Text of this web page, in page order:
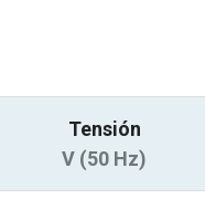
Tensión
V (50 Hz)